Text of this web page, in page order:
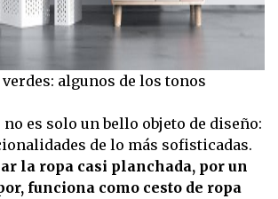
algunos de los tonos
es solo un bello objeto de diseño:
de lo más sofisticadas.
la ropa casi planchada, por un
funciona como cesto de ropa